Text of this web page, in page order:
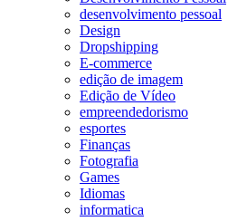
desenvolvimento pessoal
Design
Dropshipping
E-commerce
edição de imagem
Edição de Vídeo
empreendedorismo
esportes
Finanças
Fotografia
Games
Idiomas
informatica